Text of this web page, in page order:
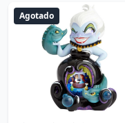
Agotado